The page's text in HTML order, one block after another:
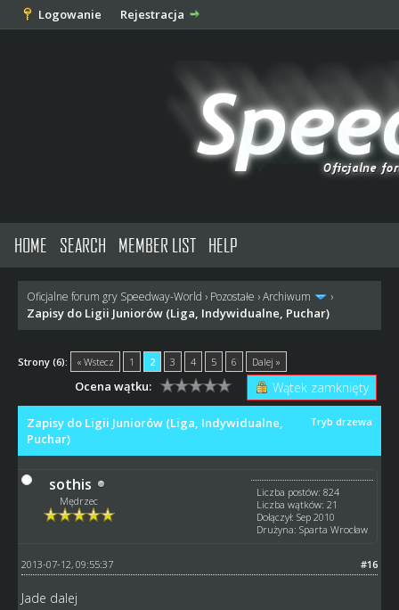
Logowanie Rejestracja
HOME SEARCH MEMBER LIST HELP
Oficjalne forum gry Speedway-World › Pozostałe ›Archiwum ›
Zapisy do Ligii Juniorów (Liga, Indywidualne, Puchar)
Strony (6): « Wstecz 1 2 3 4 5 6 Dalej »
Wątek zamknięty
Ocena wątku:
Tryb drzewa
Zapisy do Ligii Juniorów (Liga, Indywidualne,
Puchar)
sothis
Mędrzec
Liczba postów: 824
Liczba wątków: 21
Dołączył: Sep 2010
Drużyna: Sparta Wrocław
#16
2013-07-12, 09:55:37
Jade dalej